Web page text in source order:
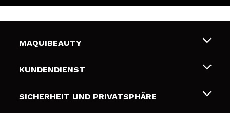
MAQUIBEAUTY
Über uns
Geschenkkarten
KUNDENDIENST
Liefer- und Versandkosten
SICHERHEIT UND PRIVATSPHÄRE